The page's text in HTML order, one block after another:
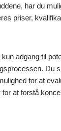
har du
priser,
adgang til
Du
for at
at forstå